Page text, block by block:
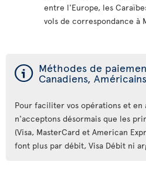
entre l'Europe, les
vols de correspondance à
ý Méthodes de
Canadiens,
Pour faciliter vos opérations et en
n'acceptons désormais que les
(Visa, MasterCard et American
font plus par débit, Visa Débit ni